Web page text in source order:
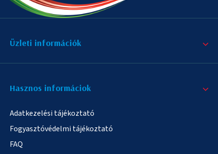
Üzleti információk
Hasznos informáciok
Adatkezelési tájékoztató
Fogyasztóvédelmi tájékoztató
FAQ